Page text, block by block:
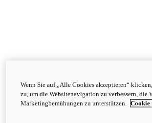
Wenn Sie auf „Alle Cookies akzeptieren“
zu, um die Websitenavigation zu verbessern, die
Marketingbemühungen zu unterstützen. Cookie